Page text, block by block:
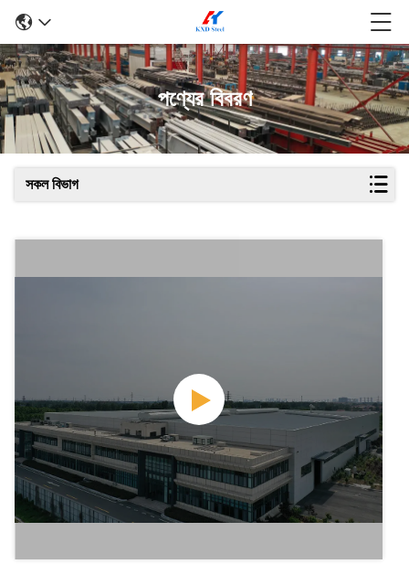
পণ্যের বিবরণ
সকল বিভাগ